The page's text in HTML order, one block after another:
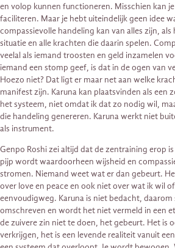
en volop kunnen functioneren. Misschien kan
faciliteren. Maar je hebt uiteindelijk geen idee
compassievolle handeling kan van alles zijn,
situatie en alle krachten die daarin spelen.
veelal als iemand troosten en geld inzamelen
iemand een stomp geef, is dat in de ogen van
Hoezo niet? Dat ligt er maar net aan welke
manifest zijn. Karuna kan plaatsvinden als een
het systeem, niet omdat ik dat zo nodig wil,
die handeling genereren. Karuna werkt niet
als instrument.
Genpo Roshi zei altijd dat de zentraining erop
pijp wordt waardoorheen wijsheid en
stromen. Niemand weet wat er dan gebeurt.
over love en peace en ook niet over wat ik wil
eenvoudigweg. Karuna is niet bedacht,
omschreven en wordt het niet vermeld in een
de zuivere zin niet te doen, het gebeurt. Het is
verkrijgen, het is een levende realiteit vanuit